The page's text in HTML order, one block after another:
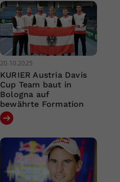
20.10.2025
KURIER Austria Davis
Cup Team baut in
Bologna auf
bewährte Formation